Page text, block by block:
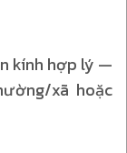
kính hợp lý —
xã hoặc